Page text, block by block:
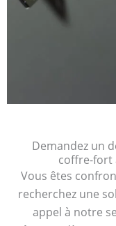
Demandez un
coffre-fort
Vous êtes
recherchez une
appel à notre